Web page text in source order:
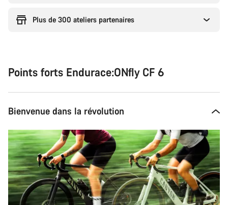
Plus de 300 ateliers partenaires
Points forts Endurace:ONfly CF 6
Bienvenue dans la révolution